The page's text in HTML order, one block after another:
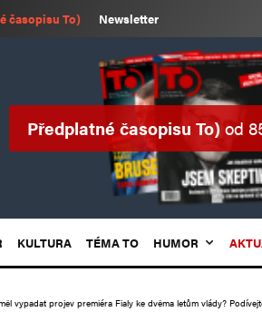
časopisu To) Newsletter
Předplatné časopisu To)od
KULTURA TÉMA TO HUMOR
vypadat projev premiéra Fialy ke dvěma letům vlády?